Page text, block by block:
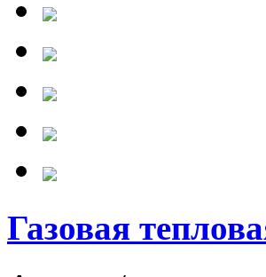
Газовая